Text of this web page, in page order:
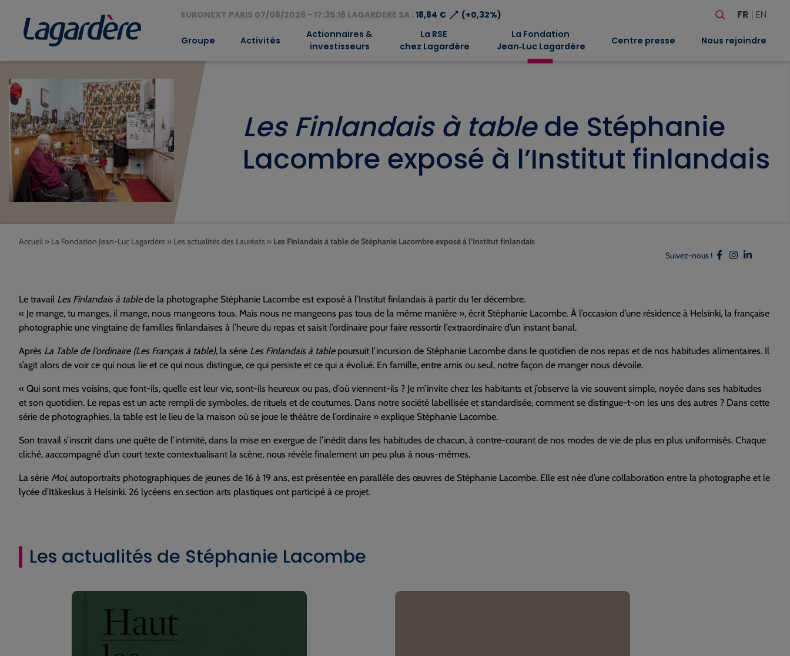
EURONEXT PARIS 07/08/2026 - 17:35:16 LAGARDERE SA : 18,84 €⟶ (+0,32%)
Rechercher
FR EN
Groupe Activités
Actionnaires &
investisseurs
La RSE
chez Lagardère
La Fondation
Jean‑Luc Lagardère
Centre presse Nous rejoindre
Les Finlandais à tablede Stéphanie
Lacombre exposé à l’Institut finlandais
Accueil » La Fondation Jean-Luc Lagardère » Les actualités des Lauréats » Les Finlandais à table de Stéphanie Lacombre exposé à l’Institut finlandais
Suivez-nous !
Le travail Les Finlandais à tablede la photographe Stéphanie Lacombe est exposé à l’Institut finlandais à partir du 1er décembre.
« Je mange, tu manges, il mange, nous mangeons tous. Mais nous ne mangeons pas tous de la même manière », écrit Stéphanie Lacombe. À l’occasion d’une résidence à Helsinki, la française
photographie une vingtaine de familles finlandaises à l’heure du repas et saisit l’ordinaire pour faire ressortir l’extraordinaire d’un instant banal.
Après La Table de l’ordinaire (Les Français à table), la série Les Finlandais à tablepoursuit l’incursion de Stéphanie Lacombe dans le quotidien de nos repas et de nos habitudes alimentaires. Il
s’agit alors de voir ce qui nous lie et ce qui nous distingue, ce qui persiste et ce qui a évolué. En famille, entre amis ou seul, notre façon de manger nous dévoile.
« Qui sont mes voisins, que font-ils, quelle est leur vie, sont-ils heureux ou pas, d’où viennent-ils ? Je m’invite chez les habitants et j’observe la vie souvent simple, noyée dans ses habitudes
et son quotidien. Le repas est un acte rempli de symboles, de rituels et de coutumes. Dans notre société labellisée et standardisée, comment se distingue-t-on les uns des autres ? Dans cette
série de photographies, la table est le lieu de la maison où se joue le théâtre de l’ordinaire » explique Stéphanie Lacombe.
Son travail s’inscrit dans une quête de l’intimité, dans la mise en exergue de l’inédit dans les habitudes de chacun, à contre-courant de nos modes de vie de plus en plus uniformisés. Chaque
cliché, aaccompagné d’un court texte contextualisant la scène, nous révèle finalement un peu plus à nous-mêmes.
La série Moi, autoportraits photographiques de jeunes de 16 à 19 ans, est présentée en parallèle des œuvres de Stéphanie Lacombe. Elle est née d’une collaboration entre la photographe et le
lycée d’Itäkeskus à Helsinki. 26 lycéens en section arts plastiques ont participé à ce projet.
Les actualités de Stéphanie Lacombe